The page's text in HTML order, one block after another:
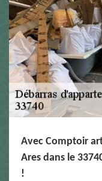
Avec Comptoir
Ares dans le
!